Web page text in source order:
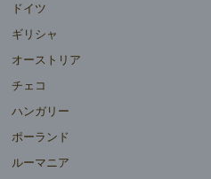
ドイツ
ギリシャ
オーストリア
チェコ
ハンガリー
ポーランド
ルーマニア